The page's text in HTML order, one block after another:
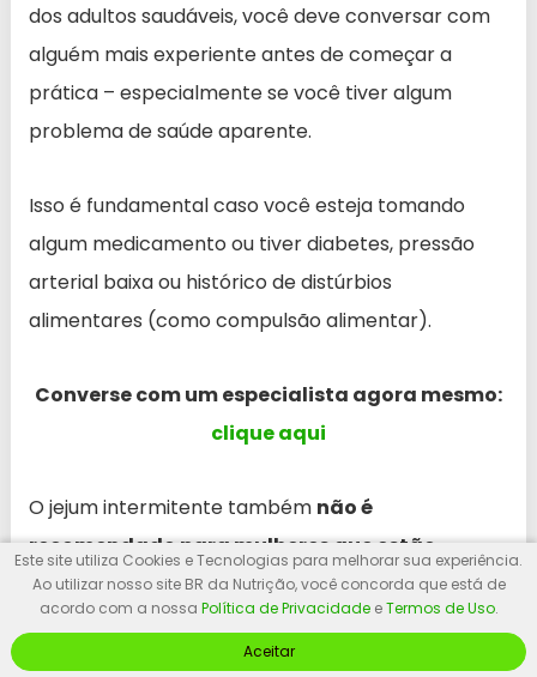
dos adultos saudáveis, você deve conversar com
alguém mais experiente antes de começar a
prática – especialmente se você tiver algum
problema de saúde aparente.
Isso é fundamental caso você esteja tomando
algum medicamento ou tiver diabetes, pressão
arterial baixa ou histórico de distúrbios
alimentares (como compulsão alimentar).
Converse com um especialista agora mesmo:
clique aqui
O jejum intermitente também não é
recomendado para mulheres que estão
tentando engravidar ou que já estão
grávidas, ou amamentando.
Este site utiliza Cookies e Tecnologias para melhorar sua experiência.
Ao utilizar nosso site BR da Nutrição, você concorda que está de
acordo com a nossa Política de PrivacidadeeTermos de Uso.
Aceitar